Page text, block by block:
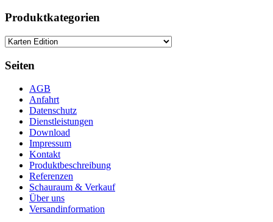
werden
Produktkategorien
Seiten
AGB
Anfahrt
Datenschutz
Dienstleistungen
Download
Impressum
Kontakt
Produktbeschreibung
Referenzen
Schauraum & Verkauf
Über uns
Versandinformation